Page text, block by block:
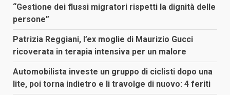
“Gestione dei flussi migratori rispetti la dignità delle
persone”
Patrizia Reggiani, l’ex moglie di Maurizio Gucci
ricoverata in terapia intensiva per un malore
Automobilista investe un gruppo di ciclisti dopo una
lite, poi torna indietro e li travolge di nuovo: 4 feriti